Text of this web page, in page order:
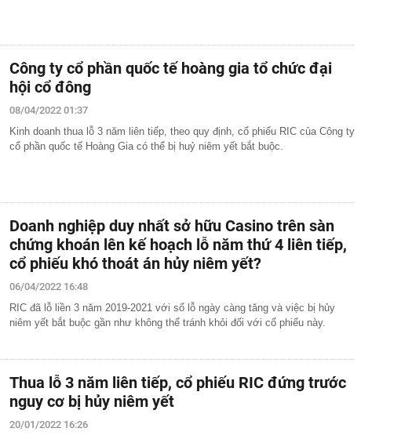
Công ty cổ phần quốc tế hoàng gia tổ chức đại
hội cổ đông
08/04/2022 01:37
Kinh doanh thua lỗ 3 năm liên tiếp, theo quy định, cổ phiếu RIC của Công ty
cổ phần quốc tế Hoàng Gia có thể bị huỷ niêm yết bắt buộc.
Doanh nghiệp duy nhất sở hữu Casino trên sàn
chứng khoán lên kế hoạch lỗ năm thứ 4 liên tiếp,
cổ phiếu khó thoát án hủy niêm yết?
06/04/2022 16:48
RIC đã lỗ liền 3 năm 2019-2021 với số lỗ ngày càng tăng và việc bị hủy
niêm yết bắt buộc gần như không thể tránh khỏi đối với cổ phiếu này.
Thua lỗ 3 năm liên tiếp, cổ phiếu RIC đứng trước
nguy cơ bị hủy niêm yết
20/01/2022 16:26